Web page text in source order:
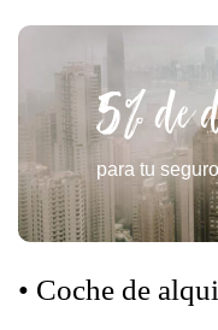
5% de
para tu
• Coche de